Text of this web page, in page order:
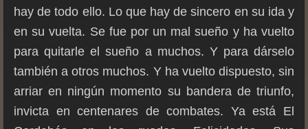
hay de todo ello. Lo que hay de sincero en su ida y
en su vuelta. Se fue por un mal sueño y ha vuelto
para quitarle el sueño a muchos. Y para dárselo
también a otros muchos. Y ha vuelto dispuesto, sin
arriar en ningún momento su bandera de triunfo,
invicta en centenares de combates. Ya está El